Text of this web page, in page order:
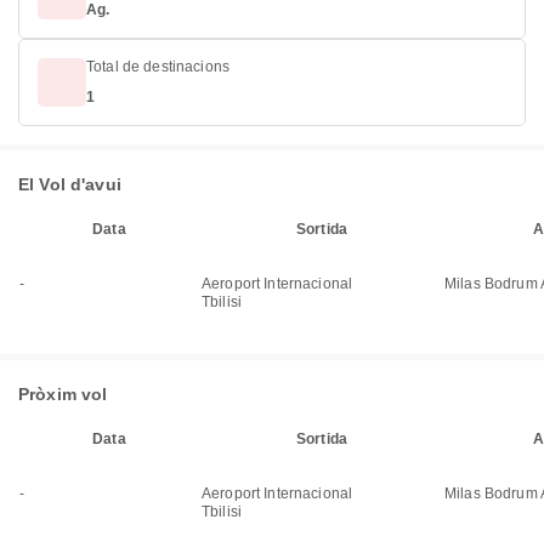
Ag.
Total de destinacions
1
El Vol d'avui
Data Sortida
-
Aeroport Internacional
Tbilisi
Milas Bodrum
Pròxim vol
Data Sortida
-
Aeroport Internacional
Tbilisi
Milas Bodrum